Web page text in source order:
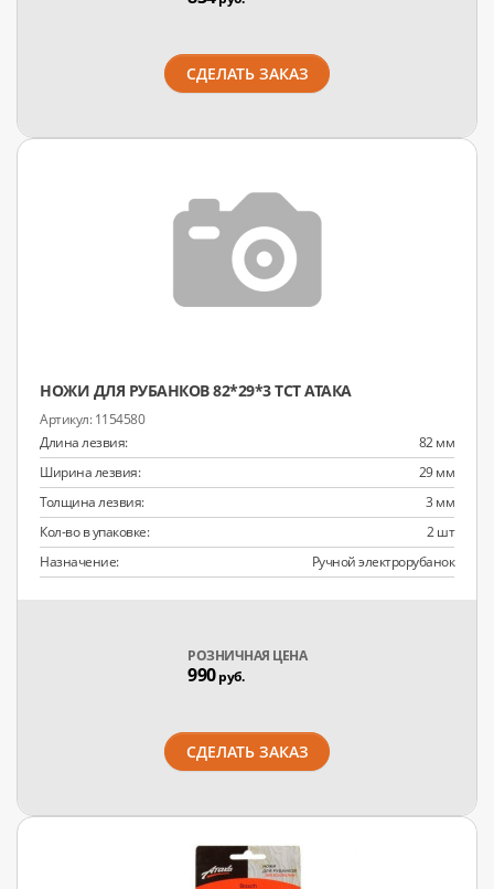
СДЕЛАТЬ ЗАКАЗ
НОЖИ ДЛЯ РУБАНКОВ 82*29*3 TCT АТАКА
1154580
Длина лезвия:
82 мм
Ширина лезвия:
29 мм
Толщина лезвия:
3 мм
Кол-во в упаковке:
2 шт
Назначение:
Ручной электрорубанок
РОЗНИЧНАЯ ЦЕНА
990руб.
СДЕЛАТЬ ЗАКАЗ